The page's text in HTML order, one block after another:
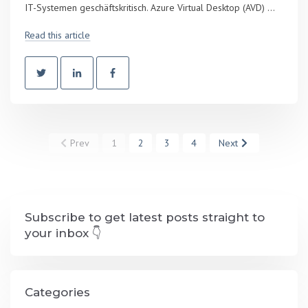
IT-Systemen geschäftskritisch. Azure Virtual Desktop (AVD) ...
Read this article
Prev 1 2 3 4 Next
Subscribe to get latest posts straight to
your inbox 👇
Categories